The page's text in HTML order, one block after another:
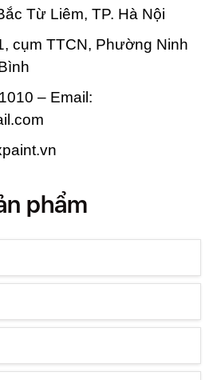
Từ Liêm, TP. Hà Nội
cụm TTCN, Phường Ninh
– Email:
phẩm